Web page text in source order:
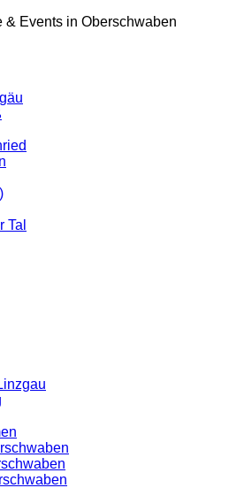
Events in Oberschwaben
Tal